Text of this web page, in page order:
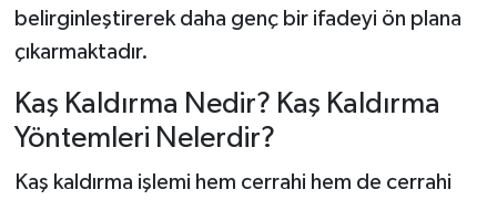
belirginleştirerek daha genç bir ifadeyi ön plana
çıkarmaktadır.
Kaş Kaldırma Nedir? Kaş Kaldırma
Yöntemleri Nelerdir?
Kaş kaldırma işlemi hem cerrahi hem de cerrahi